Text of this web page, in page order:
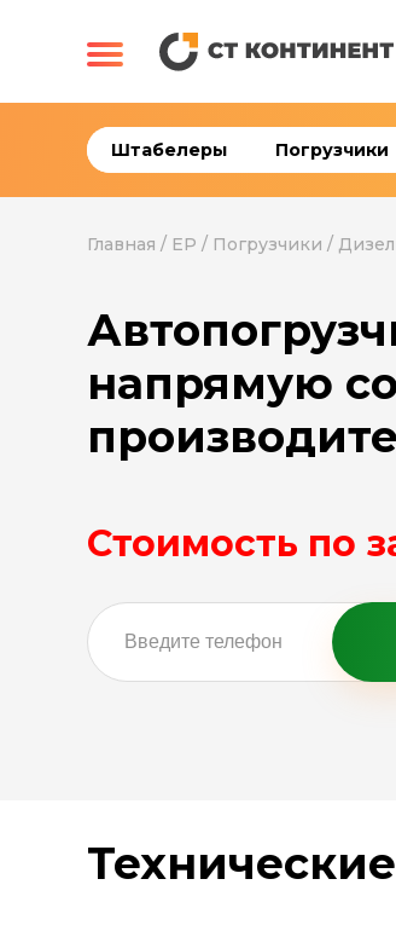
Штабелеры Погрузчики
Главная / EP / Погрузчики /
напрямую
Стоимость по